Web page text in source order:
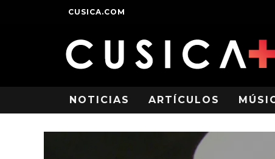
CUSICA.COM
NOTICIAS ARTÍCULOS